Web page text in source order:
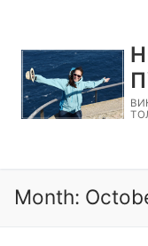
content
Month: